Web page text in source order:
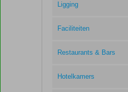
Ligging
Faciliteiten
Restaurants & Bars
Hotelkamers